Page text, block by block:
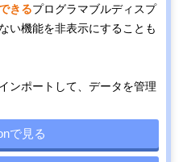
きるプログラマブルディスプ
い機能を非表示にすることも
ンポートして、データを管理
で見る